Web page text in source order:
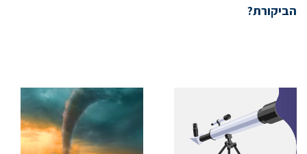
הביקורת?